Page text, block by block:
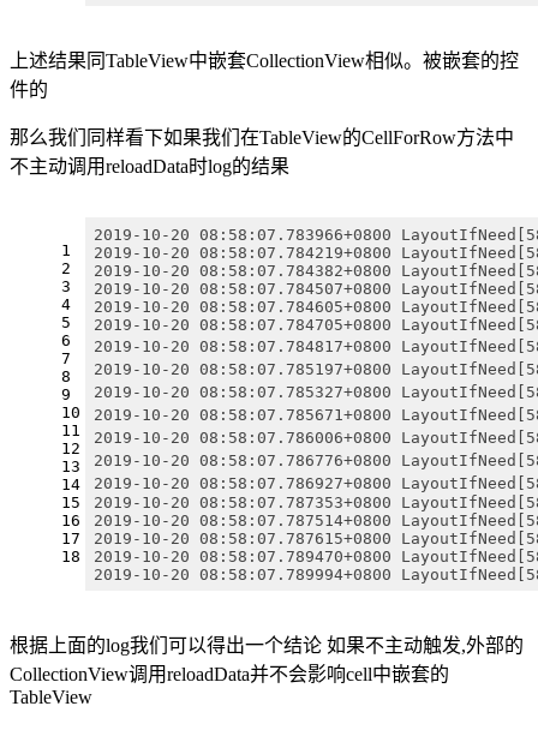
上述结果同TableView中嵌套CollectionView相似。被嵌套的控
件的
那么我们同样看下如果我们在TableView的CellForRow方法中
不主动调用reloadData时log的结果
1
2
3
4
5
6
7
8
9
10
11
12
13
14
15
16
17
18
2019-10-20 08:58:07.783966+0800
2019-10-20 08:58:07.784219+0800
2019-10-20 08:58:07.784382+0800
2019-10-20 08:58:07.784507+0800
2019-10-20 08:58:07.784605+0800
2019-10-20 08:58:07.784705+0800
2019-10-20 08:58:07.784817+0800
2019-10-20 08:58:07.785197+0800
2019-10-20 08:58:07.785327+0800
2019-10-20 08:58:07.785671+0800
2019-10-20 08:58:07.786006+0800
2019-10-20 08:58:07.786776+0800
2019-10-20 08:58:07.786927+0800
2019-10-20 08:58:07.787353+0800
2019-10-20 08:58:07.787514+0800
2019-10-20 08:58:07.787615+0800
2019-10-20 08:58:07.789470+0800
2019-10-20 08:58:07.789994+0800
根据上面的log我们可以得出一个结论 如果不主动触发,外部的
CollectionView调用reloadData并不会影响cell中嵌套的
TableView